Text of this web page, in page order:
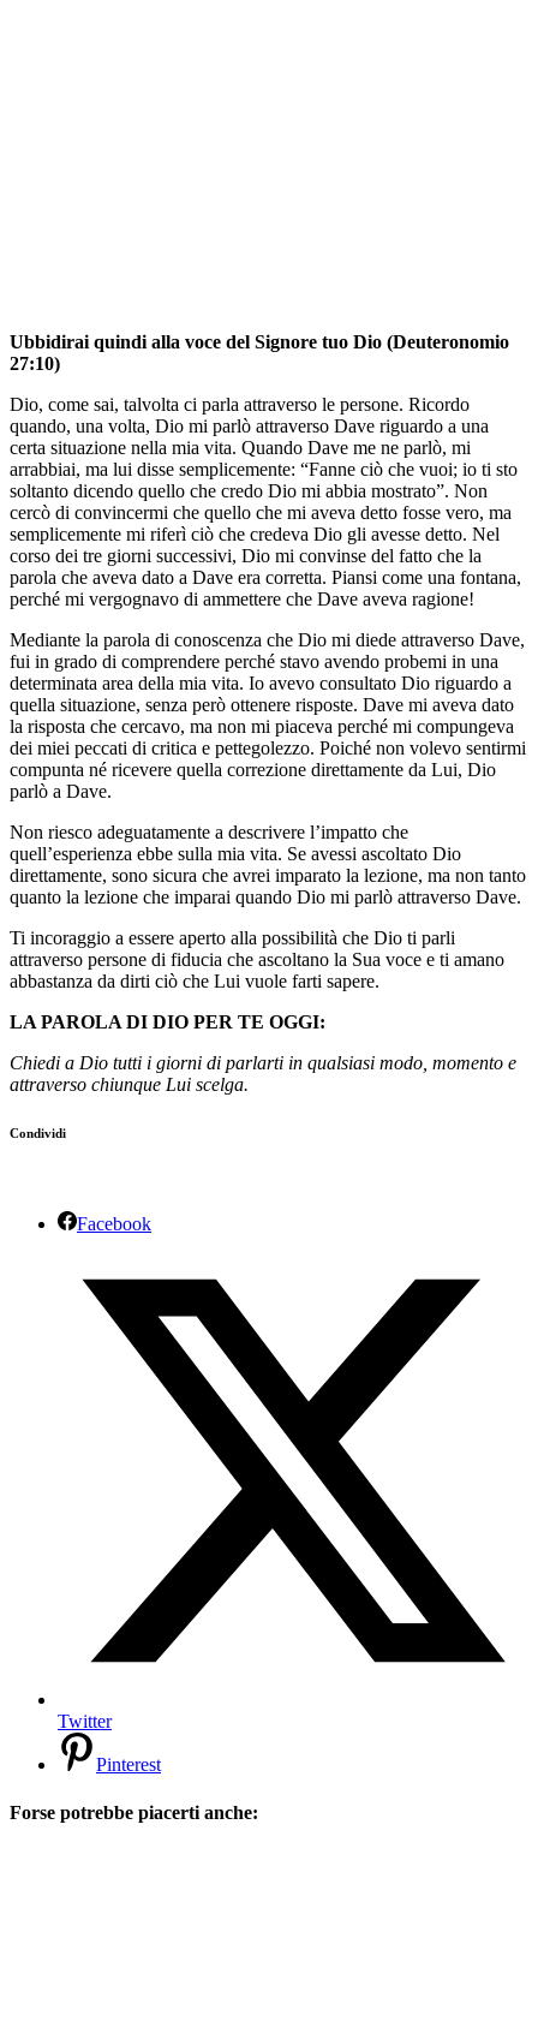
Ubbidirai quindi alla voce del Signore tuo Dio (Deuteronomio
27:10)
Dio, come sai, talvolta ci parla attraverso le persone. Ricordo
quando, una volta, Dio mi parlò attraverso Dave riguardo a una
certa situazione nella mia vita. Quando Dave me ne parlò, mi
arrabbiai, ma lui disse semplicemente: “Fanne ciò che vuoi; io ti sto
soltanto dicendo quello che credo Dio mi abbia mostrato”. Non
cercò di convincermi che quello che mi aveva detto fosse vero, ma
semplicemente mi riferì ciò che credeva Dio gli avesse detto. Nel
corso dei tre giorni successivi, Dio mi convinse del fatto che la
parola che aveva dato a Dave era corretta. Piansi come una fontana,
perché mi vergognavo di ammettere che Dave aveva ragione!
Mediante la parola di conoscenza che Dio mi diede attraverso Dave,
fui in grado di comprendere perché stavo avendo probemi in una
determinata area della mia vita. Io avevo consultato Dio riguardo a
quella situazione, senza però ottenere risposte. Dave mi aveva dato
la risposta che cercavo, ma non mi piaceva perché mi compungeva
dei miei peccati di critica e pettegolezzo. Poiché non volevo sentirmi
compunta né ricevere quella correzione direttamente da Lui, Dio
parlò a Dave.
Non riesco adeguatamente a descrivere l’impatto che
quell’esperienza ebbe sulla mia vita. Se avessi ascoltato Dio
direttamente, sono sicura che avrei imparato la lezione, ma non tanto
quanto la lezione che imparai quando Dio mi parlò attraverso Dave.
Ti incoraggio a essere aperto alla possibilità che Dio ti parli
attraverso persone di fiducia che ascoltano la Sua voce e ti amano
abbastanza da dirti ciò che Lui vuole farti sapere.
LA PAROLA DI DIO PER TE OGGI:
Chiedi a Dio tutti i giorni di parlarti in qualsiasi modo, momento e
attraverso chiunque Lui scelga.
Condividi
Facebook
Twitter
Pinterest
Forse potrebbe piacerti anche: